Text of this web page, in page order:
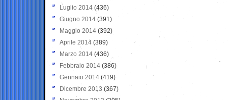
Luglio 2014 (436)
Giugno 2014 (391)
Maggio 2014 (392)
Aprile 2014 (389)
Marzo 2014 (436)
Febbraio 2014 (386)
Gennaio 2014 (419)
Dicembre 2013 (367)